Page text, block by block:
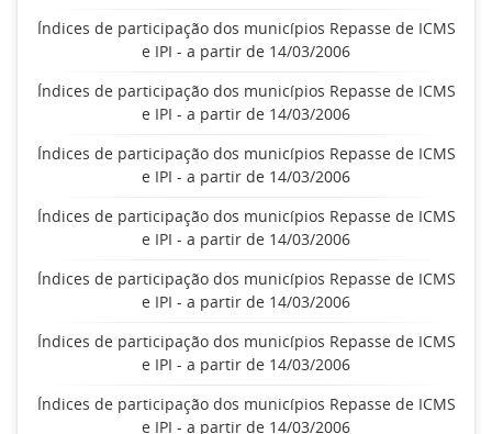
Índices de participação dos municípios Repasse de ICMS
e IPI - a partir de 14/03/2006
Índices de participação dos municípios Repasse de ICMS
e IPI - a partir de 14/03/2006
Índices de participação dos municípios Repasse de ICMS
e IPI - a partir de 14/03/2006
Índices de participação dos municípios Repasse de ICMS
e IPI - a partir de 14/03/2006
Índices de participação dos municípios Repasse de ICMS
e IPI - a partir de 14/03/2006
Índices de participação dos municípios Repasse de ICMS
e IPI - a partir de 14/03/2006
Índices de participação dos municípios Repasse de ICMS
e IPI - a partir de 14/03/2006